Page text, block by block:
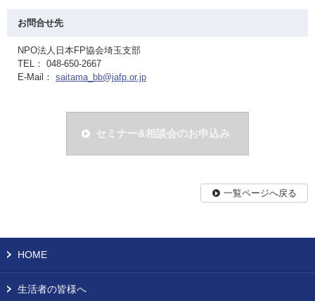
お問合せ先
NPO法人日本FP協会埼玉支部
TEL： 048-650-2667
E-Mail： saitama_bb@jafp.or.jp
セミナー&相談会のお申込み
一覧ページへ戻る
HOME
生活者の皆様へ